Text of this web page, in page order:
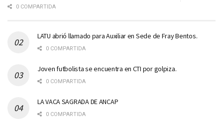
0 COMPARTIDA
LATU abrió llamado para Auxiliar en Sede de Fray Bentos.
0 COMPARTIDA
Joven futbolista se encuentra en CTI por golpiza.
0 COMPARTIDA
LA VACA SAGRADA DE ANCAP
0 COMPARTIDA